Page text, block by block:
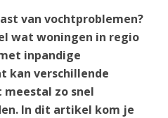
van vochtproblemen?
wat woningen in regio
inpandige
kan verschillende
meestal zo snel
In dit artikel kom je